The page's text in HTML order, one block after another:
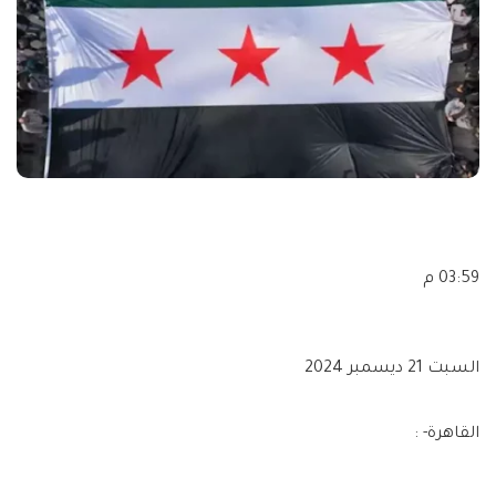
03:59 م
السبت 21 ديسمبر 2024
القاهرة- :